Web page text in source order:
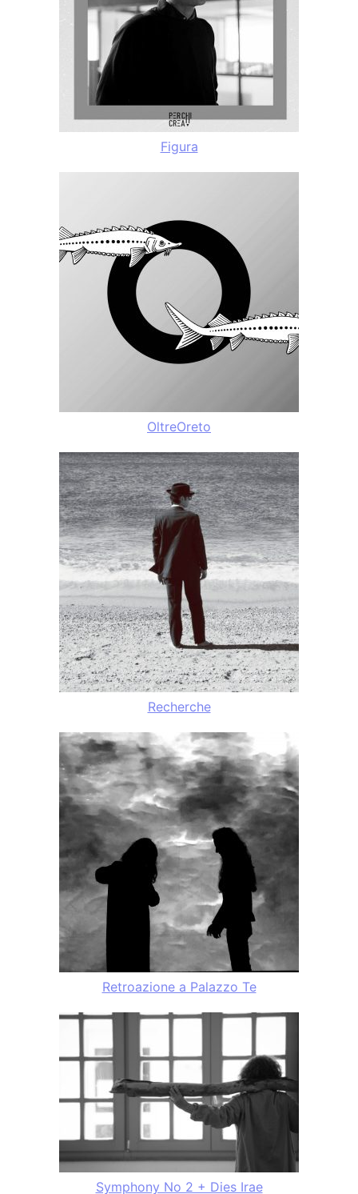
Figura
OltreOreto
Recherche
Retroazione a Palazzo Te
Symphony No 2 + Dies Irae